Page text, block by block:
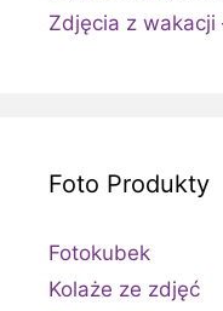
Zdjęcia z wakacji
Foto Produkty
Fotokubek
Kolaże ze zdjęć